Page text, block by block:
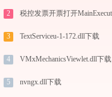
2
3 TextServiceu-1-172.dll下载
4 VMxMechanicsViewlet.dll下载
5 nvngx.dll下载